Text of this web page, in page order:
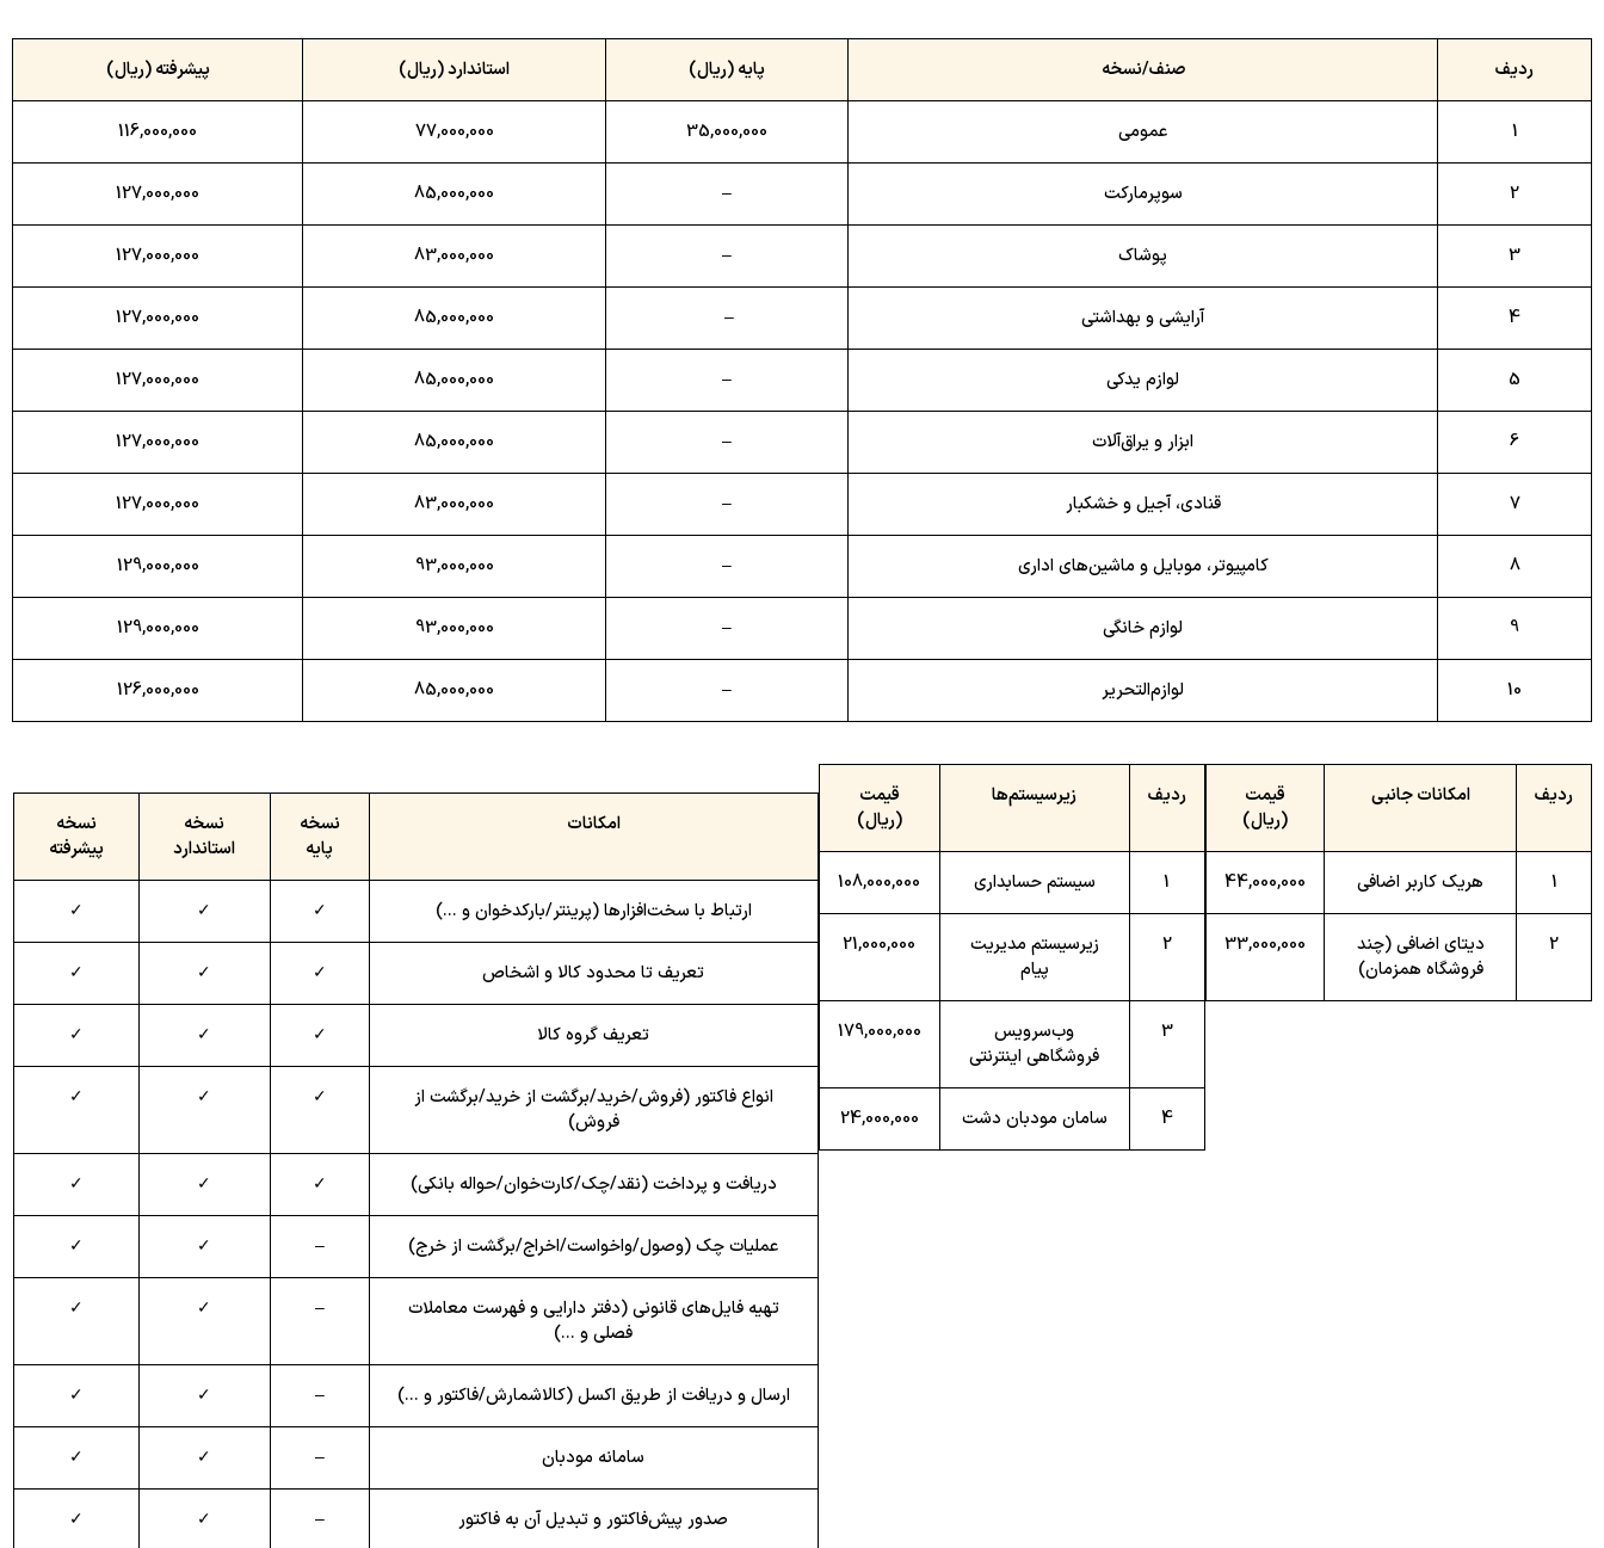
ردیف صنف/نسخه پایه (ریال) استاندارد (ریال) پیشرفته (ریال)
1 عمومی 35,000,000
77,000,000
116,000,000
2 سوپرمارکت –
85,000,000
127,000,000
3 پوشاک –
83,000,000
127,000,000
4 آرایشی و بهداشتی –
85,000,000
127,000,000
5 لوازم یدکی –
85,000,000
127,000,000
6 ابزار و یراق‌آلات –
85,000,000
127,000,000
7 قنادی، آجیل و خشکبار –
83,000,000
127,000,000
8 کامپیوتر، موبایل و ماشین‌های اداری –
93,000,000
129,000,000
9 لوازم خانگی –
93,000,000
129,000,000
10 لوازم‌التحریر –
85,000,000
126,000,000
ردیف امکانات جانبی
قیمت
(ریال)
1 هریک کاربر اضافی 44,000,000
2
دیتای اضافی (چند
فروشگاه همزمان)
33,000,000
ردیف زیرسیستم‌ها
قیمت
(ریال)
1 سیستم حسابداری 108,000,000
2
زیرسیستم مدیریت
پیام
21,000,000
3
وب‌سرویس
فروشگاهی اینترنتی
179,000,000
4 سامان مودبان دشت 24,000,000
امکانات
نسخه
پایه
نسخه
استاندارد
نسخه
پیشرفته
ارتباط با سخت‌افزارها (پرینتر/بارکدخوان و …) ✓
✓
✓
تعریف تا محدود کالا و اشخاص ✓
✓
✓
تعریف گروه کالا ✓
✓
✓
انواع فاکتور (فروش/خرید/برگشت از خرید/برگشت از
فروش)
✓
✓
✓
دریافت و پرداخت (نقد/چک/کارت‌خوان/حواله بانکی) ✓
✓
✓
عملیات چک (وصول/واخواست/اخراج/برگشت از خرج) –
✓
✓
تهیه فایل‌های قانونی (دفتر دارایی و فهرست معاملات
فصلی و …)
–
✓
✓
ارسال و دریافت از طریق اکسل (کالاشمارش/فاکتور و …) –
✓
✓
سامانه مودبان –
✓
✓
صدور پیش‌فاکتور و تبدیل آن به فاکتور –
✓
✓